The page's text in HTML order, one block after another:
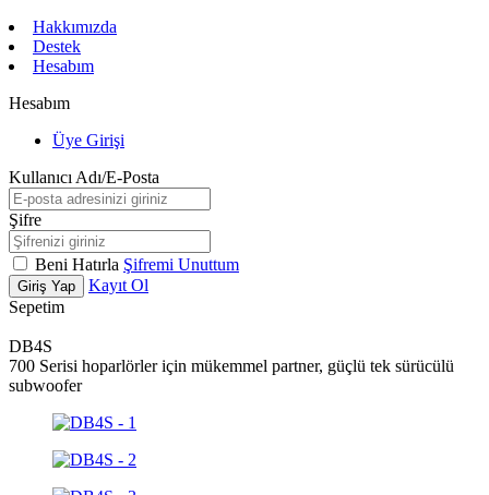
Hakkımızda
Destek
Hesabım
Hesabım
Üye Girişi
Kullanıcı Adı/E-Posta
Şifre
Beni Hatırla Şifremi Unuttum
Giriş Yap
Kayıt Ol
Sepetim
DB4S
700 Serisi hoparlörler için mükemmel partner, güçlü tek sürücülü
subwoofer